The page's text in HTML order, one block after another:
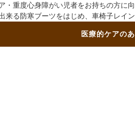
・重度心身障がい児者をお持ちの方
来る防寒ブーツをはじめ、車椅子レイ
医療的ケアの